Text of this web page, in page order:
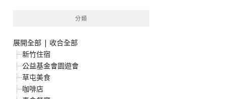
分類
展開全部 | 收合全部
新竹住宿
公益基金會園遊會
草屯美食
咖啡店